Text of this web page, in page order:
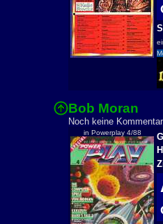
Bob Moran
Noch keine
in Powerplay 4/88